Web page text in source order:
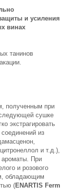
и усиления
винах
танинов
полученным при
сушке
экстрагировать
из
и т.д.),
ароматы. При
и розового
обладающим
(ENARTIS Ferm